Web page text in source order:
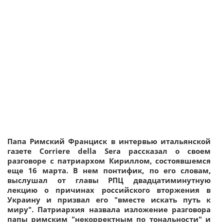
Папа Римский Франциск в интервью итальянской
газете Corriere della Sera рассказал о своем
разговоре с патриархом Кириллом, состоявшемся
еще 16 марта. В нем понтифик, по его словам,
выслушал от главы РПЦ двадцатиминутную
лекцию о причинах российского вторжения в
Украину и призвал его "вместе искать путь к
миру". Патриархия назвала изложение разговора
папы римским "некорректным по тональности" и